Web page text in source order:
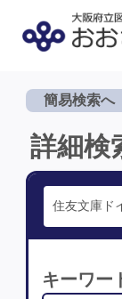
簡易検索へ
詳細検
キーワー